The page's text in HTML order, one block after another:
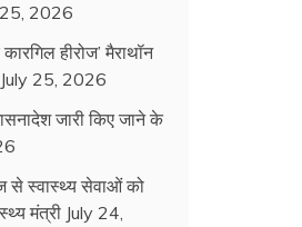
25, 2026
हीरोज’ मैराथॉन
July 25, 2026
जारी किए जाने के
से स्वास्थ्य सेवाओं को
मंत्री July 24,